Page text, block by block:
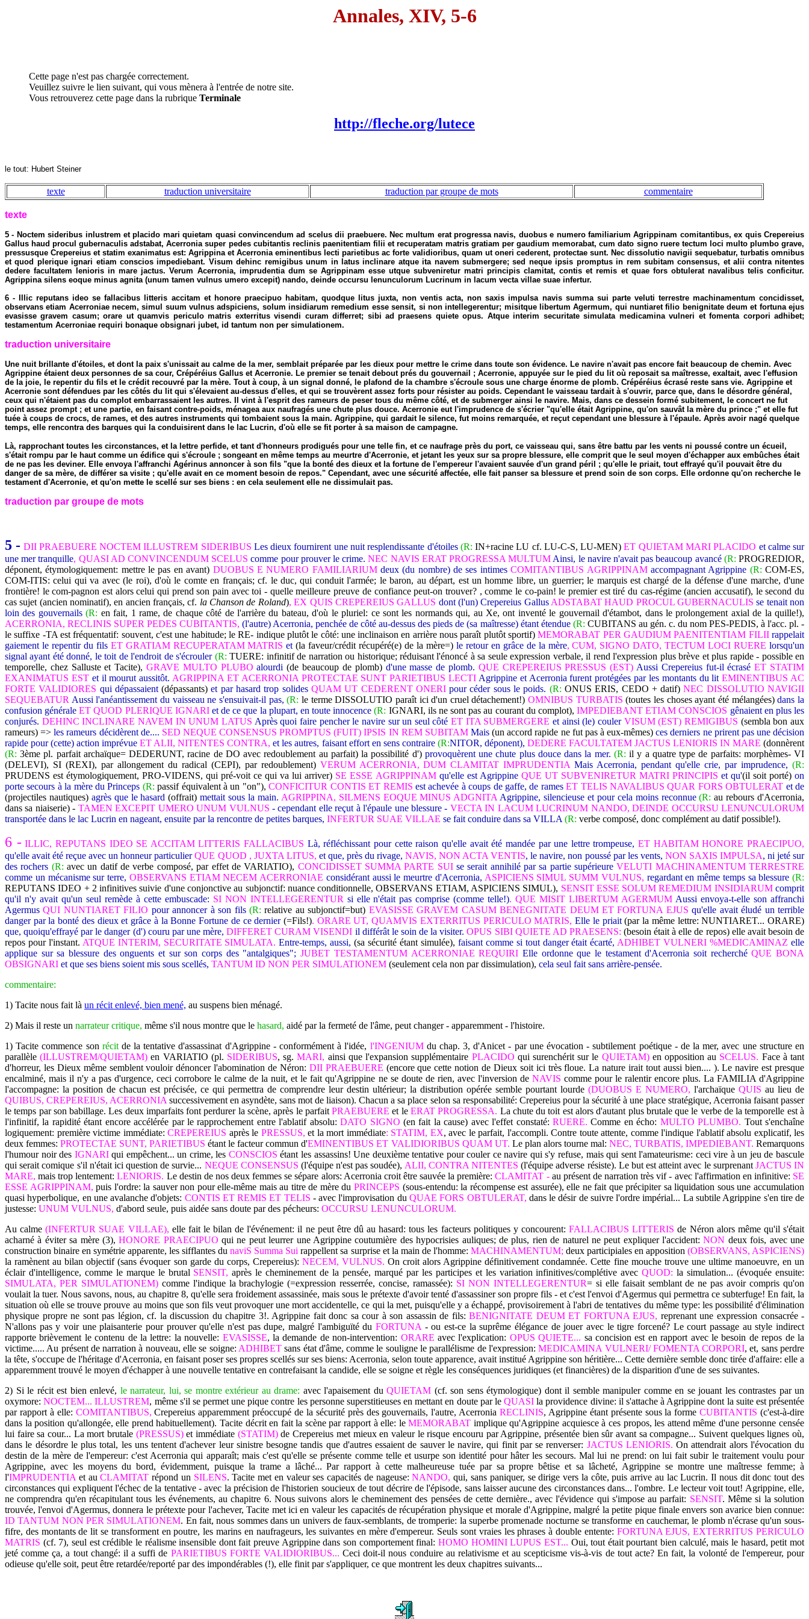
Annales, XIV, 5-6
Cette page n'est pas chargée correctement.
Veuillez suivre le lien suivant, qui vous mènera à l'entrée de notre site.
Vous retrouverez cette page dans la rubrique Terminale
http://fleche.org/lutece
le tout: Hubert Steiner
texte traduction universitaire traduction par groupe de mots commentaire
texte
5 - Noctem sideribus inlustrem et placido mari quietam quasi convincendum ad scelus dii praebuere. Nec multum erat progressa navis, duobus e numero familiarium Agrippinam comitantibus, ex quis Crepereius
Gallus haud procul gubernaculis adstabat, Acerronia super pedes cubitantis reclinis paenitentiam filii et recuperatam matris gratiam per gaudium memorabat, cum dato signo ruere tectum loci multo plumbo grave,
pressusque Crepereius et statim exanimatus est: Agrippina et Acerronia eminentibus lecti parietibus ac forte validioribus, quam ut oneri cederent, protectae sunt. Nec dissolutio navigii sequebatur, turbatis omnibus
et quod plerique ignari etiam conscios impediebant. Visum dehinc remigibus unum in latus inclinare atque ita navem submergere; sed neque ipsis promptus in rem subitam consensus, et alii contra nitentes
dedere facultatem lenioris in mare jactus. Verum Acerronia, imprudentia dum se Agrippinam esse utque subveniretur matri principis clamitat, contis et remis et quae fors obtulerat navalibus telis conficitur.
Agrippina silens eoque minus agnita (unum tamen vulnus umero excepit) nando, deinde occursu lenunculorum Lucrinum in lacum vecta villae suae infertur.
6 - Illic reputans ideo se fallacibus litteris accitam et honore praecipuo habitam, quodque litus juxta, non ventis acta, non saxis impulsa navis summa sui parte veluti terrestre machinamentum concidisset,
observans etiam Acerroniae necem, simul suum vulnus adspiciens, solum insidiarum remedium esse sensit, si non intellegerentur; misitque libertum Agermum, qui nuntiaret filio benignitate deum et fortuna ejus
evasisse gravem casum; orare ut quamvis periculo matris exterritus visendi curam differret; sibi ad praesens quiete opus. Atque interim securitate simulata medicamina vulneri et fomenta corpori adhibet;
testamentum Acerroniae requiri bonaque obsignari jubet, id tantum non per simulationem.
traduction universitaire
Une nuit brillante d'étoiles, et dont la paix s'unissait au calme de la mer, semblait préparée par les dieux pour mettre le crime dans toute son évidence. Le navire n'avait pas encore fait beaucoup de chemin. Avec
Agrippine étaient deux personnes de sa cour, Crépéréius Gallus et Acerronie. Le premier se tenait debout prés du gouvernail ; Acerronie, appuyée sur le pied du lit où reposait sa maîtresse, exaltait, avec l'effusion
de la joie, le repentir du fils et le crédit recouvré par la mère. Tout à coup, à un signal donné, le plafond de la chambre s'écroule sous une charge énorme de plomb. Crépéréius écrasé reste sans vie. Agrippine et
Acerronie sont défendues par les côtés du lit qui s'élevaient au-dessus d'elles, et qui se trouvèrent assez forts pour résister au poids. Cependant le vaisseau tardait à s'ouvrir, parce que, dans le désordre général,
ceux qui n'étaient pas du complot embarrassaient les autres. Il vint à l'esprit des rameurs de peser tous du même côté, et de submerger ainsi le navire. Mais, dans ce dessein formé subitement, le concert ne fut
point assez prompt ; et une partie, en faisant contre-poids, ménagea aux naufragés une chute plus douce. Acerronie eut l'imprudence de s'écrier "qu'elle était Agrippine, qu'on sauvât la mère du prince ;" et elle fut
tuée à coups de crocs, de rames, et des autres instruments qui tombaient sous la main. Agrippine, qui gardait le silence, fut moins remarquée, et reçut cependant une blessure à l'épaule. Après avoir nagé quelque
temps, elle rencontra des barques qui la conduisirent dans le lac Lucrin, d'où elle se fit porter à sa maison de campagne.
Là, rapprochant toutes les circonstances, et la lettre perfide, et tant d'honneurs prodigués pour une telle fin, et ce naufrage près du port, ce vaisseau qui, sans être battu par les vents ni poussé contre un écueil,
s'était rompu par le haut comme un édifice qui s'écroule ; songeant en même temps au meurtre d'Acerronie, et jetant les yeux sur sa propre blessure, elle comprit que le seul moyen d'échapper aux embûches était
de ne pas les deviner. Elle envoya l'affranchi Agérinus annoncer à son fils "que la bonté des dieux et la fortune de l'empereur l'avaient sauvée d'un grand péril ; qu'elle le priait, tout effrayé qu'il pouvait être du
danger de sa mère, de différer sa visite ; qu'elle avait en ce moment besoin de repos." Cependant, avec une sécurité affectée, elle fait panser sa blessure et prend soin de son corps. Elle ordonne qu'on recherche le
testament d'Acerronie, et qu'on mette le scellé sur ses biens : en cela seulement elle ne dissimulait pas.
traduction par groupe de mots
5 - DII PRAEBUERE NOCTEM ILLUSTREM SIDERIBUS Les dieux fournirent une nuit resplendissante d'étoiles(R: IN+racine LU cf. LU-C-S, LU-MEN) ET QUIETAM MARI PLACIDO et calme sur
une mer tranquille, QUASI AD CONVINCENDUM SCELUScomme pour prouver le crime. NEC NAVIS ERAT PROGRESSA MULTUM Ainsi, le navire n'avait pas beaucoup avancé(R: PROGREDIOR,
déponent, étymologiquement: mettre le pas en avant) DUOBUS E NUMERO FAMILIARIUM deux (du nombre) de ses intimesCOMITANTIBUS AGRIPPINAMaccompagnant Agrippine (R: COM-ES,
COM-ITIS: celui qui va avec (le roi), d'où le comte en français; cf. le duc, qui conduit l'armée; le baron, au départ, est un homme libre, un guerrier; le marquis est chargé de la défense d'une marche, d'une
frontière! le com-pagnon est alors celui qui prend son pain avec toi - quelle meilleure preuve de confiance peut-on trouver? , comme le co-pain! le premier est tiré du cas-régime (ancien accusatif), le second du
cas sujet (ancien nominatif), en ancien français, cf. la Chanson de Roland), EX QUIS CREPEREIUS GALLUS dont (l'un) Crepereius Gallus ADSTABAT HAUD PROCUL GUBERNACULISse tenait non
loin des gouvernails (R: en fait, 1 rame, de chaque côté de l'arrière du bateau, d'où le pluriel: ce sont les normands qui, au Xe, ont inventé le gouvernail d'étambot, dans le prolongement axial de la quille!),
ACERRONIA, RECLINIS SUPER PEDES CUBITANTIS,(l'autre) Acerronia, penchée de côté au-dessus des pieds de (sa maîtresse) étant étendue(R: CUBITANS au gén. c. du nom PES-PEDIS, à l'acc. pl. -
le suffixe -TA est fréquentatif: souvent, c'est une habitude; le RE- indique plutôt le côté: une inclinaison en arrière nous paraît plutôt sportif) MEMORABAT PER GAUDIUM PAENITENTIAM FILIIrappelait
gaiement le repentir du filsET GRATIAM RECUPERATAM MATRIS et (la faveur/crédit récupéré(e) de la mère=) le retour en grâce de la mère, CUM, SIGNO DATO, TECTUM LOCI RUERElorsqu'un
signal ayant été donné, le toit de l'endroit de s'écrouler (R: TUERE: infinitif de narration ou historique; réduisant l'énoncé à sa seule expression verbale, il rend l'expression plus brève et plus rapide - possible en
temporelle, chez Salluste et Tacite), GRAVE MULTO PLUBOalourdi (de beaucoup de plomb) d'une masse de plomb. QUE CREPEREIUS PRESSUS (EST) Aussi Crepereius fut-il écrasé ET STATIM
EXANIMATUS EST et il mourut aussitôt. AGRIPPINA ET ACERRONIA PROTECTAE SUNT PARIETIBUS LECTI Agrippine et Acerronia furent protégées par les montants du lit EMINENTIBUS AC
FORTE VALIDIORES qui dépassaient(dépassants) et par hasard trop solides QUAM UT CEDERENT ONERIpour céder sous le poids. (R: ONUS ERIS, CEDO + datif)NEC DISSOLUTIO NAVIGII
SEQUEBATUR Aussi l'anéantissement du vaisseau ne s'ensuivait-il pas,(R: le terme DISSOLUTIO paraît ici d'un cruel détachement!) OMNIBUS TURBATIS(toutes les choses ayant été mélangées)dans la
confusion générale ET QUOD PLERIQUE IGNARIet de ce que la plupart, en toute innocence (R: IGNARI, ils ne sont pas au courant du complot), IMPEDIEBANT ETIAM CONSCIOS gênaient en plus les
conjurés. DEHINC INCLINARE NAVEM IN UNUM LATUS Après quoi faire pencher le navire sur un seul côtéET ITA SUBMERGEREet ainsi (le) coulerVISUM (EST) REMIGIBUS (sembla bon aux
rameurs) =>les rameurs décidèrent de.... SED NEQUE CONSENSUS PROMPTUS (FUIT) IPSIS IN REM SUBITAMMais (un accord rapide ne fut pas à eux-mêmes) ces derniers ne prirent pas une décision
rapide pour (cette) action imprévue ET ALII, NITENTES CONTRA, et les autres, faisant effort en sens contraire (R:NITOR, déponent), DEDERE FACULTATEM JACTUS LENIORIS IN MARE(donnèrent
(R: 3ème pl. parfait archaïque= DEDERUNT, racine de DO avec redoublement au parfait) la possibilité d') provoquèrent une chute plus douce dans la mer. (R:il y a quatre type de parfaits: morphèmes- VI
(DELEVI), SI (REXI), par allongement du radical (CEPI), par redoublement)VERUM ACERRONIA, DUM CLAMITAT IMPRUDENTIAMais Acerronia, pendant qu'elle crie, par imprudence, (R:
PRUDENS est étymologiquement, PRO-VIDENS, qui pré-voit ce qui va lui arriver) SE ESSE AGRIPPINAM qu'elle est AgrippineQUE UT SUBVENIRETUR MATRI PRINCIPIS et qu'(il soit porté) on
porte secours à la mère du Princeps (R:passif équivalent à un "on"), CONFICITUR CONTIS ET REMIS est achevée à coups de gaffe, de ramesET TELIS NAVALIBUS QUAR FORS OBTULERAT et de
(projectiles nautiques) agrès que le hasard(offrait) mettait sous la main. AGRIPPINA, SILMENS EOQUE MINUS ADGNITA Agrippine, silencieuse et pour cela moins reconnue(R: au rebours d'Acerronia,
dans sa niaiserie) - TAMEN EXCEPIT UMERO UNUM VULNUS - cependant elle reçut à l'épaule une blessure - VECTA IN LACUM LUCRINUM NANDO, DEINDE OCCURSU LENUNCULORUM
transportée dans le lac Lucrin en nageant, ensuite par la rencontre de petites barques, INFERTUR SUAE VILLAE se fait conduire dans sa VILLA (R: verbe composé, donc complément au datif possible!).
6 -ILLIC, REPUTANS IDEO SE ACCITAM LITTERIS FALLACIBUS Là, réfléchissant pour cette raison qu'elle avait été mandée par une lettre trompeuse, ET HABITAM HONORE PRAECIPUO,
qu'elle avait été reçue avec un honneur particulierQUE QUOD , JUXTA LITUS, et que, près du rivage, NAVIS, NON ACTA VENTIS, le navire, non poussé par les vents, NON SAXIS IMPULSA, ni jeté sur
des rochers (R: avec un datif de verbe composé, par effet de VARIATIO), CONCIDISSET SUMMA PARTE SUI se serait annihilé par sa partie supérieure VELUTI MACHINAMENTUM TERRESTRE
comme un mécanisme sur terre, OBSERVANS ETIAM NECEM ACERRONIAE considérant aussi le meurtre d'Acerronia, ASPICIENS SIMUL SUMM VULNUS, regardant en même temps sa blessure (R:
REPUTANS IDEO + 2 infinitives suivie d'une conjonctive au subjonctif: nuance conditionnelle, OBSERVANS ETIAM, ASPICIENS SIMUL), SENSIT ESSE SOLUM REMEDIUM INSIDIARUMcomprit
qu'il n'y avait qu'un seul remède à cette embuscade: SI NON INTELLEGERENTUR si elle n'était pas comprise (comme telle!). QUE MISIT LIBERTUM AGERMUM Aussi envoya-t-elle son affranchi
Agermus QUI NUNTIARET FILIO pour annoncer à son fils (R:relative au subjonctif=but) EVASISSE GRAVEM CASUM BENEGNITATE DEUM ET FORTUNA EJUSqu'elle avait éludé un terrible
danger par la bonté des dieux et grâce à la Bonne Fortune de ce dernier (=Fils!). ORARE UT, QUAMVIS EXTERRITUS PERICULO MATRIS,Elle le priait(par la même lettre: NUNTIARET... ORARE)
que, quoiqu'effrayé par le danger (d') couru par une mère, DIFFERET CURAM VISENDI il différât le soin de la visiter. OPUS SIBI QUIETE AD PRAESENS: (besoin était à elle de repos) elle avait besoin de
repos pour l'instant. ATQUE INTERIM, SECURITATE SIMULATA. Entre-temps, aussi,(sa sécurité étant simulée), faisant comme si tout danger était écarté, ADHIBET VULNERI %MEDICAMINAZelle
applique sur sa blessure des onguents et sur son corps des "antalgiques"; JUBET TESTAMENTUM ACERRONIAE REQUIRI Elle ordonne que le testament d'Acerronia soit recherchéQUE BONA
OBSIGNARI et que ses biens soient mis sous scellés, TANTUM ID NON PER SIMULATIONEM (seulement cela non par dissimulation), cela seul fait sans arrière-pensée.
commentaire:
1) Tacite nous fait là un récit enlevé, bien mené, au suspens bien ménagé.
2) Mais il reste un narrateur critique, même s'il nous montre que le hasard, aidé par la fermeté de l'âme, peut changer - apparemment - l'histoire.
1) Tacite commence son récit de la tentative d'assassinat d'Agrippine - conformément à l'idée, l'INGENIUMdu chap. 3, d'Anicet - par une évocation - subtilement poétique - de la mer, avec une structure en
parallèle (ILLUSTREM/QUIETAM)en VARIATIO (pl. SIDERIBUS, sg. MARI, ainsi que l'expansion supplémentaire PLACIDO qui surenchérit sur le QUIETAM) en opposition au SCELUS. Face à tant
d'horreur, les Dieux même semblent vouloir dénoncer l'abomination de Néron: DII PRAEBUERE (encore que cette notion de Dieux soit ici très floue. La nature irait tout aussi bien.... ). Le navire est presque
encalminé, mais il n'y a pas d'urgence, ceci corrobore le calme de la nuit, et le fait qu'Agrippine ne se doute de rien, avec l'inversion deNAVIS comme pour le ralentir encore plus. La FAMILIA d'Agrippine
l'accompagne: la position de chacun est précisée, ce qui permettra de comprendre leur destin ultérieur; la distribution opérée semble pourtant lourde (DUOBUS E NUMERO, l'archaïque QUIS au lieu de
QUIBUS, CREPEREIUS, ACERRONIAsuccessivement en asyndète, sans mot de liaison). Chacun a sa place selon sa responsabilité: Crepereius pour la sécurité à une place stratégique, Acerronia faisant passer
le temps par son babillage. Les deux imparfaits font perdurer la scène, après le parfaitPRAEBUERE et leERAT PROGRESSA. La chute du toit est alors d'autant plus brutale que le verbe de la temporelle est à
l'infinitif, la rapidité étant encore accélérée par le rapprochement entre l'ablatif absolu: DATO SIGNO(en fait la cause) avec l'effet constaté:RUERE. Comme en écho: MULTO PLUMBO. Tout s'enchaîne
logiquement: première victime immédiate: CREPEREIUS après le PRESSUS, et la mort immédiate: STATIM, EX, avec le parfait, l'accompli. Contre toute attente, comme l'indique l'ablatif absolu explicatif, les
deux femmes:PROTECTAE SUNT, PARIETIBUS étant le facteur commun d'EMINENTIBUS ET VALIDIORIBUS QUAM UT. Le plan alors tourne mal: NEC, TURBATIS, IMPEDIEBANT. Remarquons
l'humour noir des IGNARIqui empêchent... un crime, les CONSCIOSétant les assassins! Une deuxième tentative pour couler ce navire qui s'y refuse, mais qui sent l'amateurisme: ceci vire à un jeu de bascule
qui serait comique s'il n'était ici question de survie... NEQUE CONSENSUS (l'équipe n'est pas soudée), ALII, CONTRA NITENTES(l'équipe adverse résiste). Le but est atteint avec le surprenant JACTUS IN
MARE, mais trop lentement: LENIORIS. Le destin de nos deux femmes se sépare alors: Acerronia croit être sauvée la première: CLAMITAT -au présent de narration très vif - avec l'affirmation en infinitive: SE
ESSE AGRIPPINAM, puis l'ordre: la sauver non pour elle-même mais au titre de mère du PRINCEPS (sous-entendu: la récompense est assurée), elle ne fait que précipiter sa liquidation sous une accumulation
quasi hyperbolique, en une avalanche d'objets: CONTIS ET REMIS ET TELIS - avec l'improvisation du QUAE FORS OBTULERAT, dans le désir de suivre l'ordre impérial... La subtile Agrippine s'en tire de
justesse: UNUM VULNUS, d'abord seule, puis aidée sans doute par des pécheurs: OCCURSU LENUNCULORUM.
Au calme (INFERTUR SUAE VILLAE), elle fait le bilan de l'événement: il ne peut être dû au hasard: tous les facteurs politiques y concourent: FALLACIBUS LITTERISde Néron alors même qu'il s'était
acharné à éviter sa mère (3), HONORE PRAECIPUO qui ne peut leurrer une Agrippine coutumière des hypocrisies auliques; de plus, rien de naturel ne peut expliquer l'accident:NON deux fois, avec une
construction binaire en symétrie apparente, les sifflantes du naviS Summa Sui rappellent sa surprise et la main de l'homme: MACHINAMENTUM; deux participiales en apposition (OBSERVANS, ASPICIENS)
la ramènent au bilan objectif (sans évoquer son garde du corps, Crepereius): NECEM, VULNUS.On croit alors Agrippine définitivement condamnée. Cette fine mouche trouve une ultime manoeuvre, en un
éclair d'intelligence, comme le marque le brutal SENSIT, après le cheminement de la pensée, marqué par les participes et les variation infinitives/complétive avecQUOD: la simulation... (évoquée ensuite:
SIMULATA, PER SIMULATIONEM)comme l'indique la brachylogie (=expression resserrée, concise, ramassée): SI NON INTELLEGERENTUR= si elle faisait semblant de ne pas avoir compris qu'on
voulait la tuer. Nous savons, nous, au chapitre 8, qu'elle sera froidement assassinée, mais sous le prétexte d'avoir tenté d'assassiner son propre fils - et c'est l'envoi d'Agermus qui permettra ce subterfuge! En fait, la
situation où elle se trouve prouve au moins que son fils veut provoquer une mort accidentelle, ce qui la met, puisqu'elle y a échappé, provisoirement à l'abri de tentatives du même type: les possibilité d'élimination
physique propre ne sont pas légion, cf. la discussion du chapitre 3!. Agrippine fait donc sa cour à son assassin de fils: BENIGNITATE DEUM ET FORTUNA EJUS, reprenant une expression consacrée -
N'allons pas y voir une plaisanterie pour prouver qu'elle n'est pas dupe, malgré l'ambiguïté du FORTUNA - ou est-ce la suprême élégance de jouer avec le tigre forcené? Le court passage au style indirect
rapporte brièvement le contenu de la lettre: la nouvelle: EVASISSE, la demande de non-intervention: ORARE avec l'explication: OPUS QUIETE... sa concision est en rapport avec le besoin de repos de la
victime..... Au présent de narration à nouveau, elle se soigne: ADHIBETsans état d'âme, comme le souligne le parallélisme de l'expression: MEDICAMINA VULNERI/ FOMENTA CORPORI, et, sans perdre
la tête, s'occupe de l'héritage d'Acerronia, en faisant poser ses propres scellés sur ses biens: Acerronia, selon toute apparence, avait institué Agrippine son héritière... Cette dernière semble donc tirée d'affaire: elle a
apparemment trouvé le moyen d'échapper à une nouvelle tentative en contrefaisant la candide, elle se soigne et règle les conséquences juridiques (et financières) de la disparition d'une de ses suivantes.
2) Si le récit est bien enlevé, le narrateur, lui, se montre extérieur au drame: avec l'apaisement du QUIETAM (cf. son sens étymologique) dont il semble manipuler comme en se jouant les contrastes par un
oxymore:NOCTEM... ILLUSTREM, même s'il se permet une pique contre les personne superstitieuses en mettant en doute par leQUASIla providence divine: il s'attache à Agrippine dont la suite est présentée
par rapport à elle: COMITANTIBUS,Crepereius apparemment préoccupé de la sécurité près des gouvernails, l'autre, Acerronia RECLINIS, Agrippine étant présente sous la forme CUBITANTIS (c'est-à-dire
dans la position qu'allongée, elle prend habituellement). Tacite décrit en fait la scène par rapport à elle: leMEMORABAT implique qu'Agrippine acquiesce à ces propos, les attend même d'une personne censée
lui faire sa cour... La mort brutale (PRESSUS)et immédiate (STATIM)de Crepereius met mieux en valeur le risque encouru par Agrippine, présentée bien sûr avant sa compagne... Suivent quelques lignes où,
dans le désordre le plus total, les uns tentent d'achever leur sinistre besogne tandis que d'autres essaient de sauver le navire, qui finit par se renverser: JACTUS LENIORIS. On attendrait alors l'évocation du
destin de la mère de l'empereur: c'est Acerronia qui apparaît; mais c'est qu'elle se présente comme telle et usurpe son identité pour hâter les secours. Mal lui ne prend: on lui fait subir le traitement voulu pour
Agrippine, avec les moyens du bord, évidemment, puisque la trame a lâché... Par rapport à cette malheureuse tuée par sa propre bêtise et sa lâcheté, Agrippine se montre une maîtresse femme; à
l'IMPRUDENTIA et auCLAMITATrépond un SILENS. Tacite met en valeur ses capacités de nageuse:NANDO, qui, sans paniquer, se dirige vers la côte, puis arrive au lac Lucrin. Il nous dit donc tout des
circonstances qui expliquent l'échec de la tentative - avec la précision de l'historien soucieux de tout décrire de l'épisode, sans laisser aucune des circonstances dans... l'ombre. Le lecteur voit tout! Agrippine, elle,
ne comprendra qu'en récapitulant tous les événements, au chapitre 6. Nous suivons alors le cheminement des pensées de cette dernière., avec l'évidence qui s'impose au parfait: SENSIT. Même si la solution
trouvée, l'envoi d'Agermus, donnera le prétexte pour l'achever, Tacite met ici en valeur les capacités de récupération physique et morale d'Agrippine, malgré la petite pique finale envers son avarice bien connue:
ID TANTUM NON PER SIMULATIONEM. En fait, nous sommes dans un univers de faux-semblants, de tromperie: la superbe promenade nocturne se transforme en cauchemar, le plomb n'écrase qu'un sous-
fifre, des montants de lit se transforment en poutre, les marins en naufrageurs, les suivantes en mère d'empereur. Seuls sont vraies les phrases à double entente: FORTUNA EJUS, EXTERRITUS PERICULO
MATRIS (cf. 7), seul est crédible le réalisme insensible dont fait preuve Agrippine dans son comportement final: HOMO HOMINI LUPUS EST... Oui, tout était pourtant bien calculé, mais le hasard, petit mot
jeté comme ça, a tout changé: il a suffi de PARIETIBUS FORTE VALIDIORIBUS...Ceci doit-il nous conduire au relativisme et au scepticisme vis-à-vis de tout acte? En fait, la volonté de l'empereur, pour
odieuse qu'elle soit, peut être retardée/reporté par des impondérables (!), elle finit par s'appliquer, ce que montrent les deux chapitres suivants...